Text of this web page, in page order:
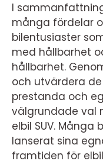
I
många fördelar
bilentusiaster
med hållbarhet
hållbarhet.
och utvärdera
prestanda och
välgrundade val
elbil SUV. Många
lanserat sina
framtiden för